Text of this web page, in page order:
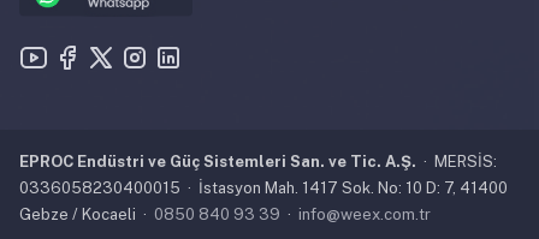
EPROC Endüstri ve Güç Sistemleri San. ve Tic. A.Ş. · MERSİS:
0336058230400015 · İstasyon Mah. 1417 Sok. No: 10 D: 7, 41400
Gebze / Kocaeli · 0850 840 93 39 · info@weex.com.tr